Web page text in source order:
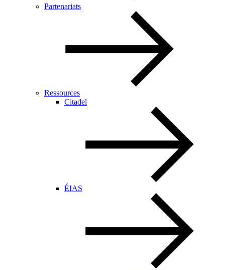
Partenariats
Ressources
Citadel
ÉIAS